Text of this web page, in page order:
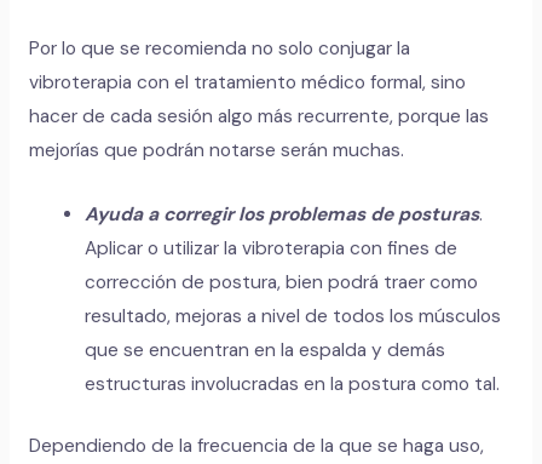
Por lo que se recomienda no solo conjugar la
vibroterapia con el tratamiento médico formal, sino
hacer de cada sesión algo más recurrente, porque las
mejorías que podrán notarse serán muchas.
Ayuda a corregir los problemas de posturas.
Aplicar o utilizar la vibroterapia con fines de
corrección de postura, bien podrá traer como
resultado, mejoras a nivel de todos los músculos
que se encuentran en la espalda y demás
estructuras involucradas en la postura como tal.
Dependiendo de la frecuencia de la que se haga uso,